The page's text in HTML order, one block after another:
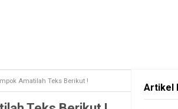
Amatilah Teks Berikut !
Artikel